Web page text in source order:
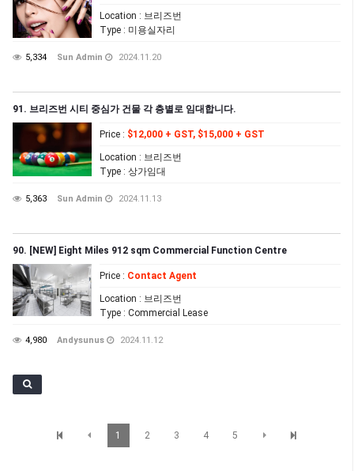
Location : 브리즈번
Type : 미용실자리
5,334 Sun Admin 2024.11.20
91. 브리즈번 시티 중심가 건물 각 층별로 임대합니다.
Price : $12,000 + GST, $15,000 + GST
Location : 브리즈번
Type : 상가임대
5,363 Sun Admin 2024.11.13
90. [NEW] Eight Miles 912 sqm Commercial Function Centre
Price : Contact Agent
Location : 브리즈번
Type : Commercial Lease
4,980 Andysunus 2024.11.12
1 2 3 4 5